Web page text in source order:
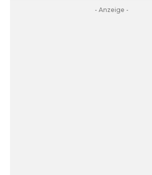
- Anzeige -